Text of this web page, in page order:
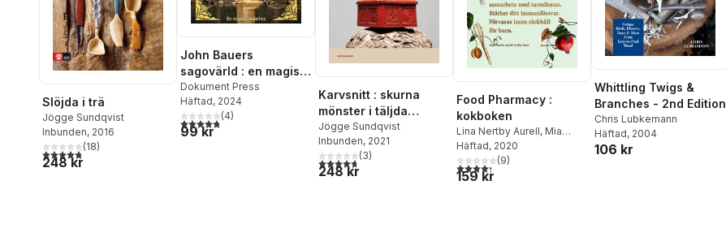
Slöjda i trä
Jögge Sundqvist
Inbunden, 2016
4,8utav 5 stjärnor. Totalt antal röster:
(18)
248 kr
John Bauers
sagovärld : en magisk
målarbok
Dokument Press
Häftad, 2024
4,8utav 5 stjärnor. Totalt antal röster:
(4)
99 kr
Karvsnitt : skurna
mönster i täljda
föremål
Jögge Sundqvist
Inbunden, 2021
4,7utav 5 stjärnor. Totalt antal röster:
(3)
248 kr
Food Pharmacy :
kokboken
Lina Nertby Aurell, Mia
Clase
Häftad, 2020
4,3utav 5 stjärnor. Totalt antal röster:
(9)
159 kr
Whittling Twigs &
Branches - 2nd Edition
Chris Lubkemann
Häftad, 2004
106 kr